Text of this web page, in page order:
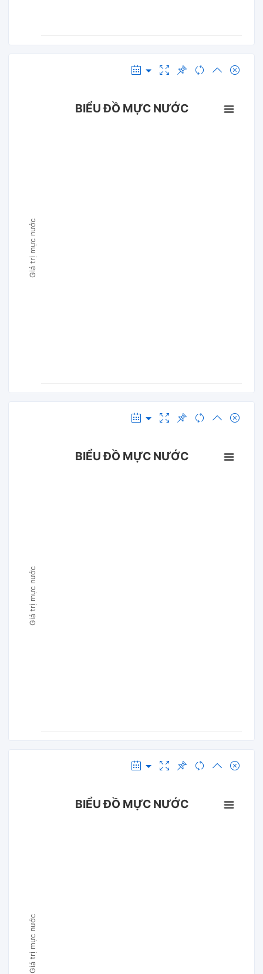
Giá trị mực nước
BIỂU ĐỒ MỰC NƯỚC
Giá trị mực nước
BIỂU ĐỒ MỰC NƯỚC
Giá trị mực nước
BIỂU ĐỒ MỰC NƯỚC